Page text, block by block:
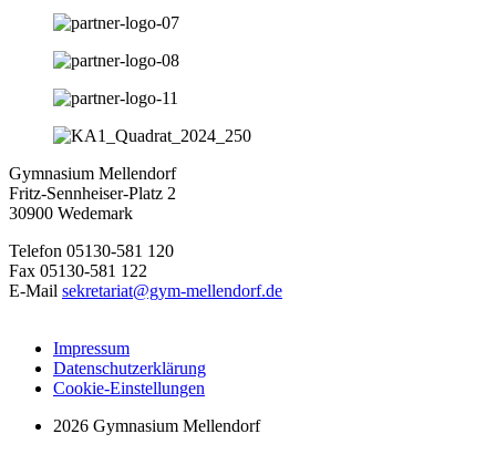
Gymnasium Mellendorf
Fritz-Sennheiser-Platz 2
30900 Wedemark
Telefon 05130-581 120
Fax 05130-581 122
E-Mail sekretariat@gym-mellendorf.de
Impressum
Datenschutzerklärung
Cookie-Einstellungen
2026 Gymnasium Mellendorf